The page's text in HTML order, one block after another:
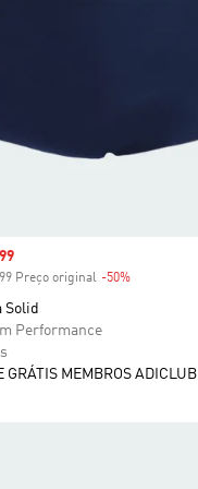
com desconto
Preço original -50%Desconto
Solid
Performance
GRÁTIS MEMBROS ADICLUB